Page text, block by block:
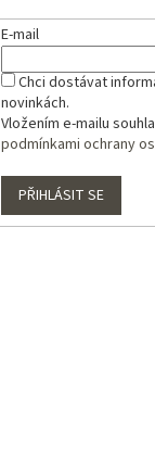
E-mail
Chci dostávat
novinkách.
Vložením e-mailu
podmínkami ochrany
PŘIHLÁSIT SE